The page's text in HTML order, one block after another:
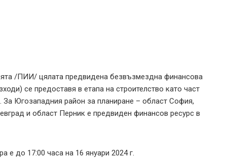
/ПИИ/ цялата предвидена безвъзмездна финансова
се предоставя в етапа на строителство като част
За Югозападния район за планиране – област София,
и област Перник е предвиден финансов ресурс в
е до 17:00 часа на 16 януари 2024 г.